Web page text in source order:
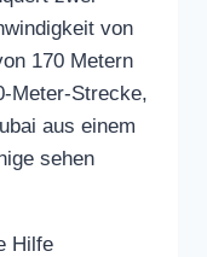
von
170 Metern
Meter-Strecke,
aus einem
sehen
Hilfe